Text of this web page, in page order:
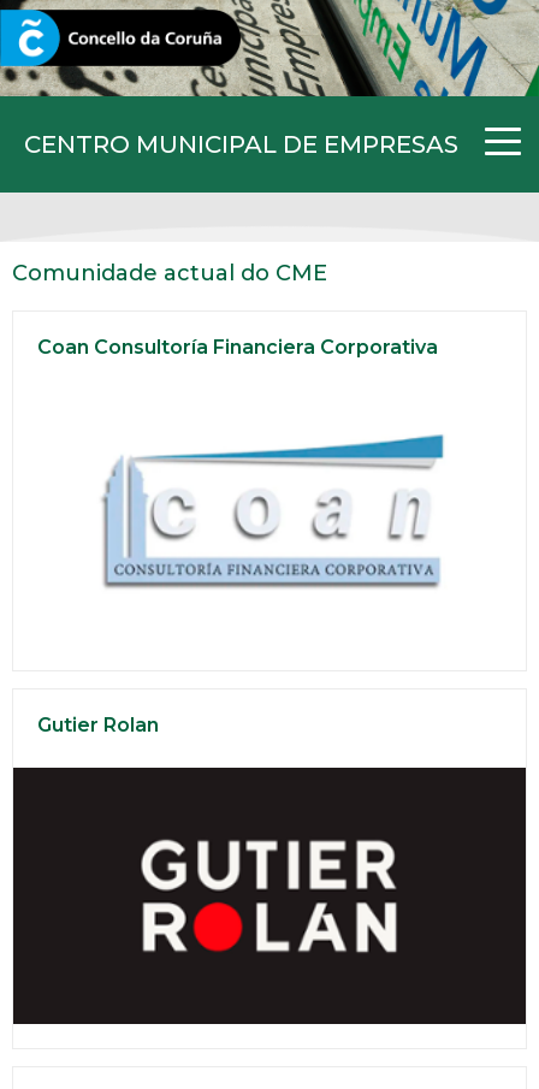
CENTRO MUNICIPAL DE EMPRESAS
CORUNA.GAL
Comunidade actual do CME
Coan Consultoría Financiera Corporativa
Gutier Rolan